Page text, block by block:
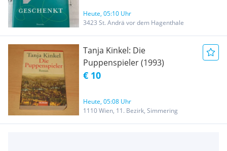
Heute, 05:10 Uhr
3423 St. Andrä vor dem Hagenthale
Tanja Kinkel: Die
Puppenspieler (1993)
€ 10
Heute, 05:08 Uhr
1110 Wien, 11. Bezirk, Simmering